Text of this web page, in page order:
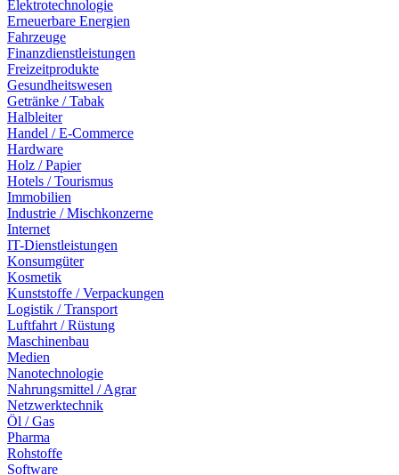
Elektrotechnologie
Erneuerbare Energien
Fahrzeuge
Finanzdienstleistungen
Freizeitprodukte
Gesundheitswesen
Getränke / Tabak
Halbleiter
Handel / E-Commerce
Hardware
Holz / Papier
Hotels / Tourismus
Immobilien
Industrie / Mischkonzerne
Internet
IT-Dienstleistungen
Konsumgüter
Kosmetik
Kunststoffe / Verpackungen
Logistik / Transport
Luftfahrt / Rüstung
Maschinenbau
Medien
Nanotechnologie
Nahrungsmittel / Agrar
Netzwerktechnik
Öl / Gas
Pharma
Rohstoffe
Software